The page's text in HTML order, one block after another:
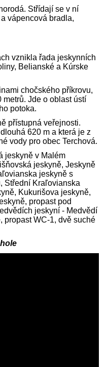
Střídají se v ní
vápencová bradla,
vznikla řada jeskynních
Belianské a Kúrske
chočského příkrovu,
metrů. Jde o oblast ústí
potoka.
přístupná veřejnosti.
620 m a která je z
vody pro obec Terchová.
jeskyně v Malém
jeskyně, Jeskyně
jeskyně s
Střední Kraľovianska
Kukurišova jeskyně,
propast pod
jeskyní - Medvědí
propast WC-1, dvě suché